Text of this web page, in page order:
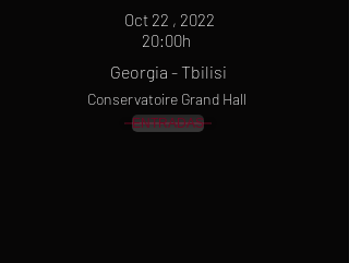
Oct 22 , 2022
20:00h
Georgia - Tbilisi
Conservatoire Grand Hall
ENTRADAS